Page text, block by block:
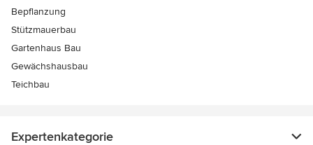
Bepflanzung
Stützmauerbau
Gartenhaus Bau
Gewächshausbau
Teichbau
Expertenkategorie